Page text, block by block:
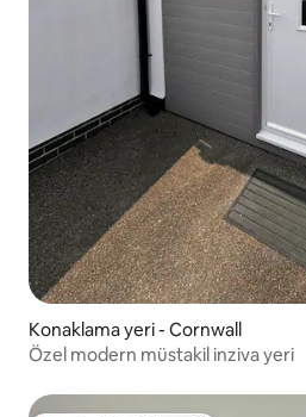
Konaklama yeri - Cornwall
Özel modern müstakil inziva yeri